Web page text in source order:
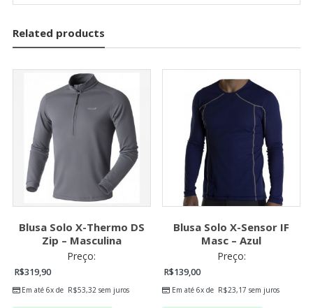
Related products
Blusa Solo X-Thermo DS
Zip – Masculina
Preço:
R$319,90
Em até 6x de R$53,32 sem juros
Blusa Solo X-Sensor IF
Masc – Azul
Preço:
R$139,00
Em até 6x de R$23,17 sem juros